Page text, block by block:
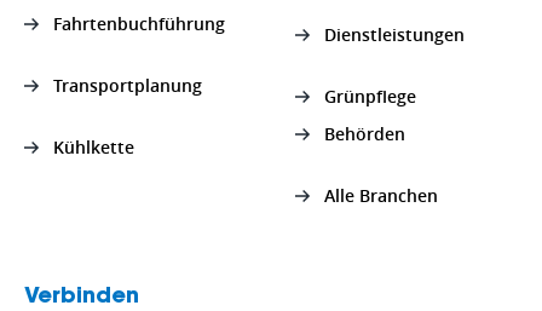
Fahrtenbuchführung
Transportplanung
Kühlkette
Dienstleistungen
Grünpflege
Behörden
Alle Branchen
Verbinden